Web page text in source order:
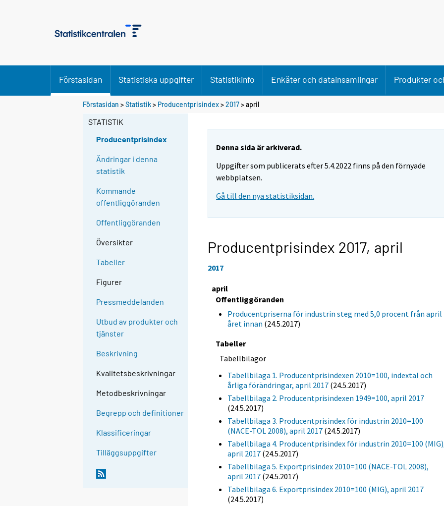
Förstasidan Statistiska uppgifter Statistikinfo Enkäter och datainsamlingar Produkter
Förstasidan >Statistik> Producentprisindex>2017>april
STATISTIK
Producentprisindex
Ändringar i denna
statistik
Kommande
offentliggöranden
Offentliggöranden
Översikter
Tabeller
Figurer
Pressmeddelanden
Utbud av produkter och
tjänster
Beskrivning
Kvalitetsbeskrivningar
Metodbeskrivningar
Begrepp och definitioner
Klassificeringar
Tilläggsuppgifter
Denna sida är arkiverad.
Uppgifter som publicerats efter 5.4.2022 finns på den förnyade
webbplatsen.
Gå till den nya statistiksidan.
Producentprisindex 2017, april
2017
april
Offentliggöranden
Producentpriserna för industrin steg med 5,0 procent från april
året innan (24.5.2017)
Tabeller
Tabellbilagor
Tabellbilaga 1. Producentprisindexen 2010=100, indextal och
årliga förändringar, april 2017 (24.5.2017)
Tabellbilaga 2. Producentprisindexen 1949=100, april 2017
(24.5.2017)
Tabellbilaga 3. Producentprisindex för industrin 2010=100
(NACE-TOL 2008), april 2017 (24.5.2017)
Tabellbilaga 4. Producentprisindex för industrin 2010=100
april 2017 (24.5.2017)
Tabellbilaga 5. Exportprisindex 2010=100 (NACE-TOL 2008),
april 2017 (24.5.2017)
Tabellbilaga 6. Exportprisindex 2010=100 (MIG), april 2017
(24.5.2017)